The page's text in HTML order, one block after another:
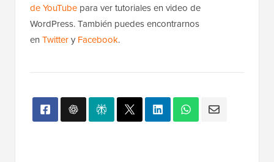
de YouTube para ver tutoriales en video de
WordPress. También puedes encontrarnos
en Twittery Facebook.